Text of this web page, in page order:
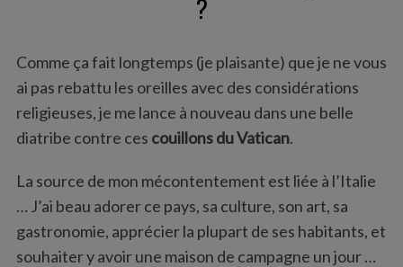
r
:
?
Comme ça fait longtemps (je plaisante) que je ne vous
ai pas rebattu les oreilles avec des considérations
religieuses, je me lance à nouveau dans une belle
diatribe contre ces couillons du Vatican.
La source de mon mécontentement est liée à l’Italie
… J’ai beau adorer ce pays, sa culture, son art, sa
gastronomie, apprécier la plupart de ses habitants, et
souhaiter y avoir une maison de campagne un jour …